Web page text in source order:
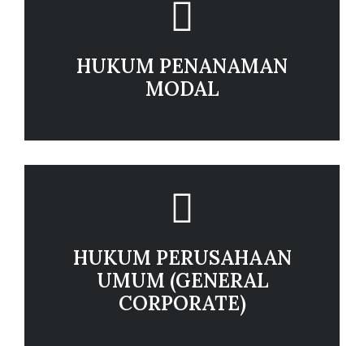
HUKUM PENANAMAN
MODAL
HUKUM PERUSAHAAN
UMUM (GENERAL
CORPORATE)